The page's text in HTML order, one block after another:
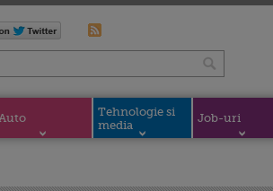
Tehnologie si
media
Job-uri